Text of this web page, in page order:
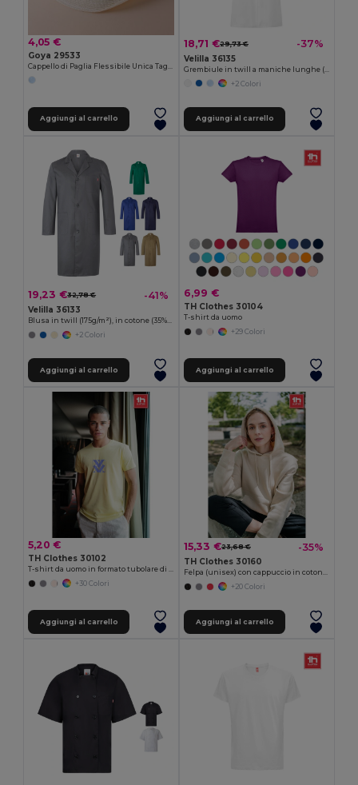
4,05 €
Goya 29533
Aggiungi al carrello
18,71 €29,73 € -37%
Velilla 36135
+2 Colori
Aggiungi al carrello
19,23 €32,78 € -41%
Velilla 36133
Blusa in twill (175g/m²), in cotone (35%) e poliestere (65%)
+2 Colori
Aggiungi al carrello
6,99 €
TH Clothes 30104
T-shirt da uomo
+29 Colori
Aggiungi al carrello
5,20 €
TH Clothes 30102
T-shirt da uomo in formato tubolare di cotone
+30 Colori
Aggiungi al carrello
15,33 €23,68 € -35%
TH Clothes 30160
Felpa (unisex) con cappuccio in cotone e poliestere
+20 Colori
Aggiungi al carrello